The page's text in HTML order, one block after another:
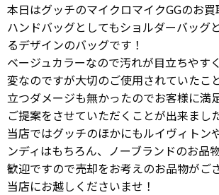
本日はグッチのマイクロマイクGGのお買
ハンドバッグとしてもショルダーバッグ
るデザインのバッグです！
ベージュカラーなので汚れが目立ちやす
変なのですが大切のご使用されていたこ
立つダメージも無かったのでお客様に満
ご提案をさせていただくことが出来まし
当店ではグッチのほかにもルイヴィトン
ンディはもちろん、ノーブランドのお品
歓迎ですので売却をお考えのお品物がご
当店にお越しくださいませ！